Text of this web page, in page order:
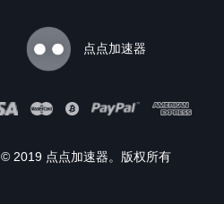
点点加速器
© 2019 点点加速器。版权所有